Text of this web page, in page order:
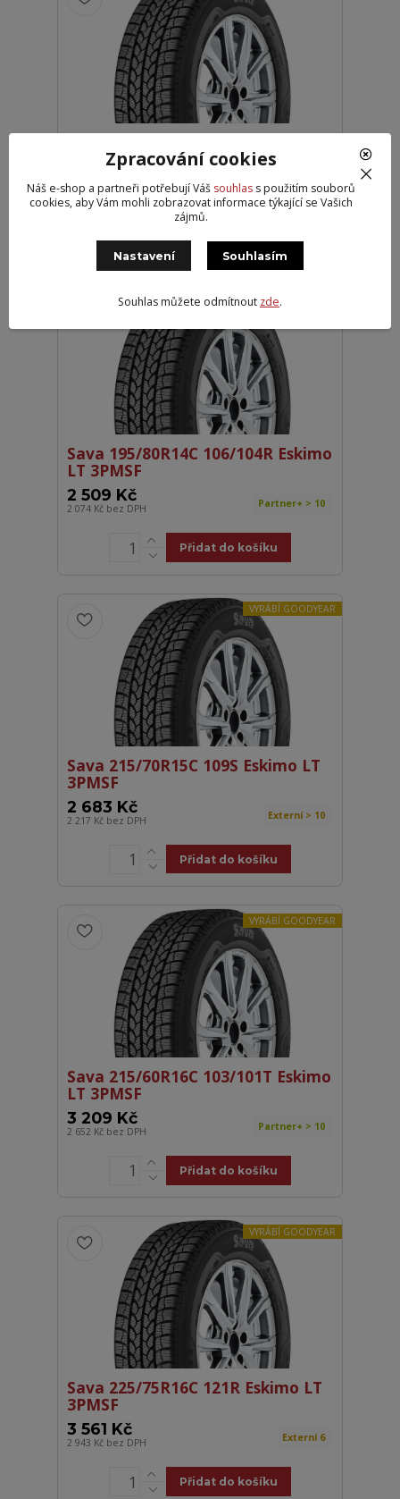
LT 3PMSF
2 509 Kč
2 074 Kčbez DPH Externí > 10
VYRÁBÍ GOODYEAR
Sava 195/80R14C 106/104R Eskimo
LT 3PMSF
2 509 Kč
2 074 Kč bez DPH Partner+ > 10
Přidat do košíku
VYRÁBÍ GOODYEAR
Sava 215/70R15C 109S Eskimo LT
3PMSF
2 683 Kč
2 217 Kč bez DPH Externí > 10
Přidat do košíku
VYRÁBÍ GOODYEAR
Sava 215/60R16C 103/101T Eskimo
LT 3PMSF
3 209 Kč
2 652 Kč bez DPH Partner+ > 10
Přidat do košíku
VYRÁBÍ GOODYEAR
Sava 225/75R16C 121R Eskimo LT
3PMSF
3 561 Kč
2 943 Kč bez DPH Externí 6
Přidat do košíku
Zpracování cookies
Náš e-shop a partneři potřebují Váš souhlass použitím souborů
cookies, aby Vám mohli zobrazovat informace týkající se Vašich
zájmů.
Nastavení Souhlasím
Souhlas můžete odmítnout zde.